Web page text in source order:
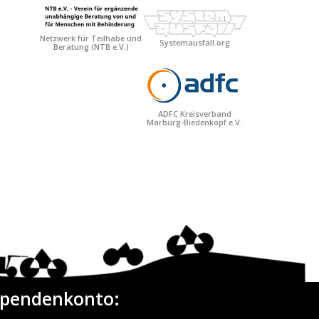
Netzwerk für Teilhabe und
Beratung (NTB e.V.) Systemausfall.org
ADFC Kreisverband
Marburg-Biedenkopf e.V.